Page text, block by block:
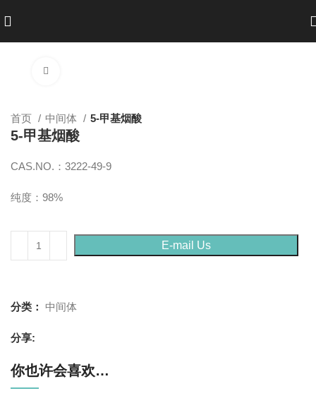
首页 中间体 5-甲基烟酸
5-甲基烟酸
CAS.NO.：3222-49-9
纯度：98%
E-mail Us
分类： 中间体
分享:
你也许会喜欢…